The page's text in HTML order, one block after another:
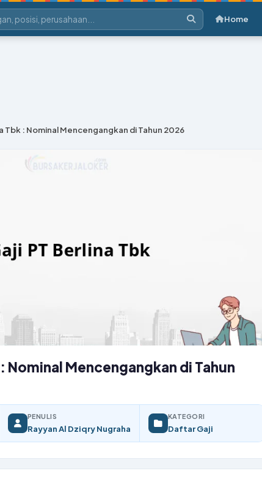
Home
Tbk : Nominal Mencengangkan di Tahun 2026
Nominal Mencengangkan di Tahun
PENULIS
Rayyan Al Dziqry Nugraha
KATEGORI
Daftar Gaji